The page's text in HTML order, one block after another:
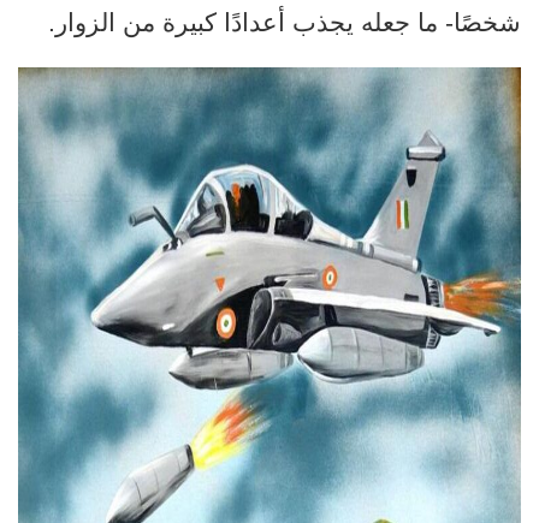
شخصًا- ما جعله يجذب أعدادًا كبيرة من الزوار .